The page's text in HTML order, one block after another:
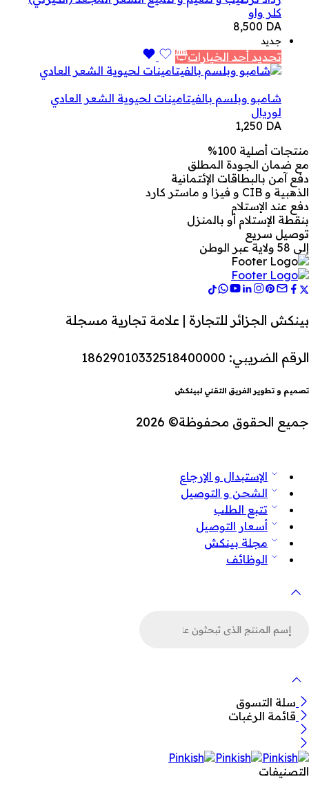
كلر واو
8,500 DA
جديد
تحديد أحد الخيارات
شامبو وبلسم بالفيتامينات لحيوية الشعر العادي
لوريال
1,250 DA
منتجات أصلية 100%
مع ضمان الجودة المطلق
دفع آمن بالبطاقات الإئتمانية
الذهبية و CIB و فيزا و ماستر كارد
دفع عند الإستلام
بنقطة الإستلام أو بالمنزل
توصيل سريع
إلى 58 ولاية عبر الوطن
بينكش الجزائر للتجارة | علامة تجارية مسجلة
الرقم الضريبي: 18629010332518400000
تصميم و تطوير الفريق التقني لبينكش
جميع الحقوق محفوظة© 2026
الإستبدال و الإرجاع
الشحن و التوصيل
تتبع الطلب
أسعار التوصيل
مجلة بينكش
الوظائف
سلة التسوق
قائمة الرغبات
التصنيفات